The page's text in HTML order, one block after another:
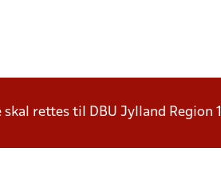
rettes til DBU Jylland Region